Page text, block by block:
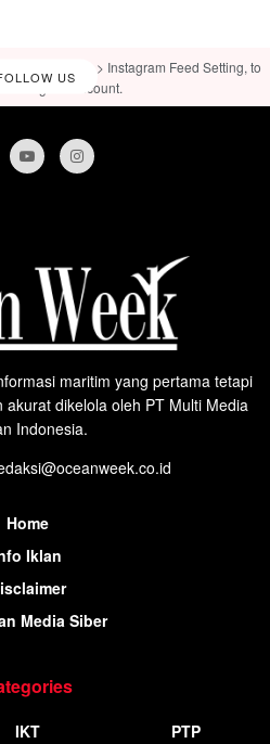
US
Like & View > Instagram Feed Setting, to
Instagram account.
maritim yang pertama tetapi
dikelola oleh PT Multi Media
Indonesia.
Home
Iklan
Media Siber
IKT
PTP